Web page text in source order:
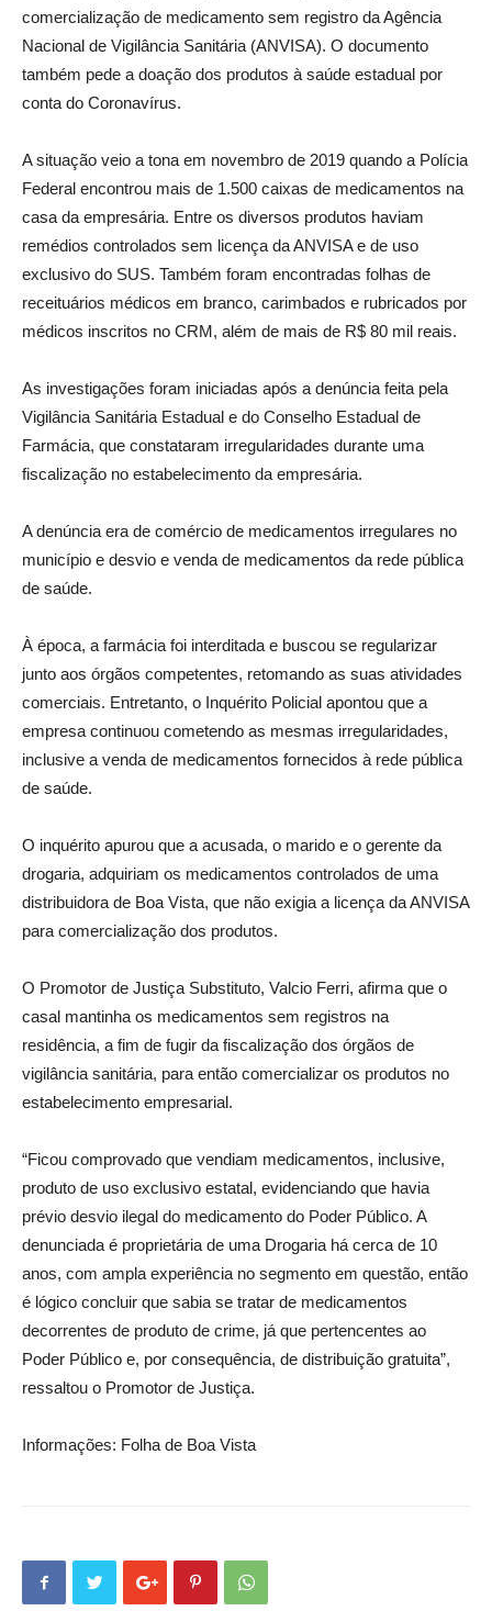
comercialização de medicamento sem registro da Agência
Nacional de Vigilância Sanitária (ANVISA). O documento
também pede a doação dos produtos à saúde estadual por
conta do Coronavírus.
A situação veio a tona em novembro de 2019 quando a Polícia
Federal encontrou mais de 1.500 caixas de medicamentos na
casa da empresária. Entre os diversos produtos haviam
remédios controlados sem licença da ANVISA e de uso
exclusivo do SUS. Também foram encontradas folhas de
receituários médicos em branco, carimbados e rubricados por
médicos inscritos no CRM, além de mais de R$ 80 mil reais.
As investigações foram iniciadas após a denúncia feita pela
Vigilância Sanitária Estadual e do Conselho Estadual de
Farmácia, que constataram irregularidades durante uma
fiscalização no estabelecimento da empresária.
A denúncia era de comércio de medicamentos irregulares no
município e desvio e venda de medicamentos da rede pública
de saúde.
À época, a farmácia foi interditada e buscou se regularizar
junto aos órgãos competentes, retomando as suas atividades
comerciais. Entretanto, o Inquérito Policial apontou que a
empresa continuou cometendo as mesmas irregularidades,
inclusive a venda de medicamentos fornecidos à rede pública
de saúde.
O inquérito apurou que a acusada, o marido e o gerente da
drogaria, adquiriam os medicamentos controlados de uma
distribuidora de Boa Vista, que não exigia a licença da ANVISA
para comercialização dos produtos.
O Promotor de Justiça Substituto, Valcio Ferri, afirma que o
casal mantinha os medicamentos sem registros na
residência, a fim de fugir da fiscalização dos órgãos de
vigilância sanitária, para então comercializar os produtos no
estabelecimento empresarial.
“Ficou comprovado que vendiam medicamentos, inclusive,
produto de uso exclusivo estatal, evidenciando que havia
prévio desvio ilegal do medicamento do Poder Público. A
denunciada é proprietária de uma Drogaria há cerca de 10
anos, com ampla experiência no segmento em questão, então
é lógico concluir que sabia se tratar de medicamentos
decorrentes de produto de crime, já que pertencentes ao
Poder Público e, por consequência, de distribuição gratuita”,
ressaltou o Promotor de Justiça.
Informações: Folha de Boa Vista